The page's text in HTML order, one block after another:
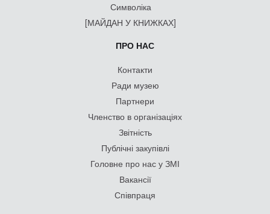
Символіка
[МАЙДАН У КНИЖКАХ]
ПРО НАС
Контакти
Ради музею
Партнери
Членство в організаціях
Звітність
Публічні закупівлі
Головне про нас у ЗМІ
Вакансії
Співпраця